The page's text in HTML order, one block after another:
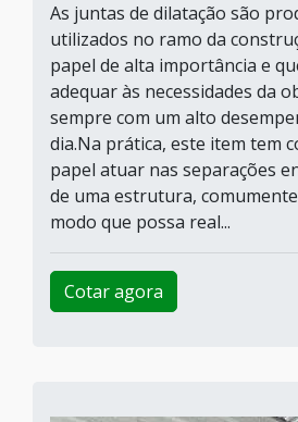
As juntas de dilatação são
utilizados no ramo da
papel de alta importância e
adequar às necessidades da
sempre com um alto
dia.Na prática, este item tem
papel atuar nas separações
de uma estrutura,
modo que possa real...
Cotar agora